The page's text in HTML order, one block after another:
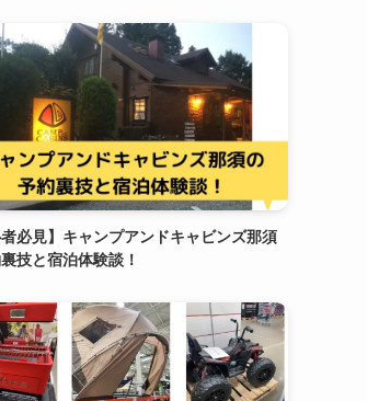
者必見】キャンプアンドキャビンズ那須
技と宿泊体験談！